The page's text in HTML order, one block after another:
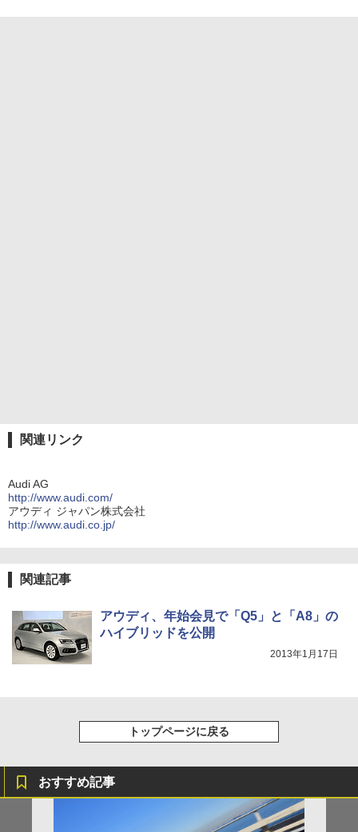
関連リンク
Audi AG
http://www.audi.com/
アウディ ジャパン株式会社
http://www.audi.co.jp/
関連記事
アウディ、年始会見で「Q5」と「A8」の
ハイブリッドを公開
2013年1月17日
トップページに戻る
おすすめ記事